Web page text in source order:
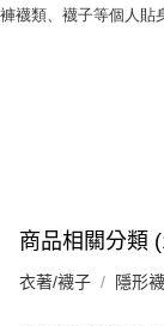
褲襪類、襪子等個人貼
商品相關分類
衣著/襪子 隱形